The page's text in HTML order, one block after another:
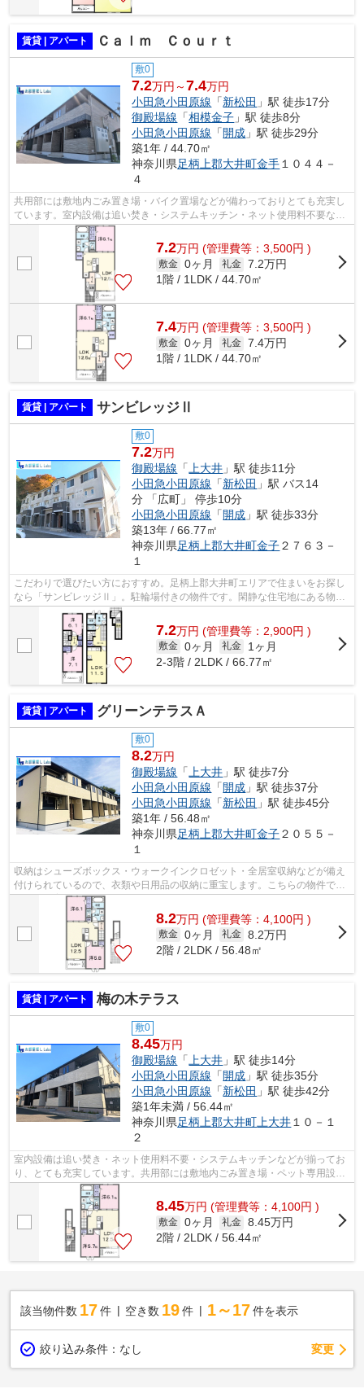
賃貸 | アパート Ｃａｌｍ Ｃｏｕｒｔ
敷0
7.2万円～7.4万円
小田急小田原線 「新松田 」駅 徒歩17分
御殿場線 「相模金子 」駅 徒歩8分
小田急小田原線 「開成 」駅 徒歩29分
築1年 / 44.70㎡
神奈川県足柄上郡大井町金手 １０４４－
４
共用部には敷地内ごみ置き場・バイク置場などが備わっておりとても充実し
ています。室内設備は追い焚き・システムキッチン・ネット使用料不要など
豊富に揃っており、過ごしやすいお部...
7.2万円 (管理費等：3,500円 )
敷金 0ヶ月 礼金 7.2万円
1階 / 1LDK / 44.70㎡
7.4万円 (管理費等：3,500円 )
敷金 0ヶ月 礼金 7.4万円
1階 / 1LDK / 44.70㎡
賃貸 | アパート サンビレッジⅡ
敷0
7.2万円
御殿場線 「上大井 」駅 徒歩11分
小田急小田原線 「新松田 」駅 バス14
分 「広町」 停歩10分
小田急小田原線 「開成 」駅 徒歩33分
築13年 / 66.77㎡
神奈川県足柄上郡大井町金子２７６３－
１
こだわりで選びたい方におすすめ。足柄上郡大井町エリアで住まいをお探し
なら「サンビレッジⅡ」。駐輪場付きの物件です。閑静な住宅地にある物件
です。事前のお申し出をいただければ、...
7.2万円 (管理費等：2,900円 )
敷金 0ヶ月 礼金
1ヶ月
2-3階 / 2LDK / 66.77㎡
賃貸 | アパート グリーンテラスＡ
敷0
8.2万円
御殿場線 「 上大井 」駅 徒歩7分
小田急小田原線 「開成 」駅 徒歩37分
小田急小田原線 「新松田 」駅 徒歩45分
築1年 / 56.48㎡
神奈川県足柄上郡大井町金子２０５５－
１
収納はシューズボックス・ウォークインクロゼット・全居室収納などが備え
付けられているので、衣類や日用品の収納に重宝します。こちらの物件でペ
ットの飼育をご希望の際は、事前に飼...
8.2万円 (管理費等：4,100円 )
敷金 0ヶ月 礼金 8.2万円
2階 / 2LDK / 56.48㎡
賃貸 | アパート 梅の木テラス
敷0
8.45万円
御殿場線 「 上大井 」駅 徒歩14分
小田急小田原線 「開成 」駅 徒歩35分
小田急小田原線 「新松田 」駅 徒歩42分
築1年未満 / 56.44㎡
神奈川県足柄上郡大井町 上大井 １０－１
２
室内設備は追い焚き・ネット使用料不要・システムキッチンなどが揃ってお
り、とても充実しています。共用部には敷地内ごみ置き場・ペット専用設備
など様々な設備やサービスが揃ってい...
8.45万円 (管理費等：4,100円 )
敷金 0ヶ月 礼金 8.45万円
2階 / 2LDK / 56.44㎡
該当物件数 17件 空き数 19 件 1～17 件を表示
絞り込み条件： なし 変更